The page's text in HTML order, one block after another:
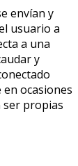
envían y
usuario a
a una
y
ocasiones
ser propias